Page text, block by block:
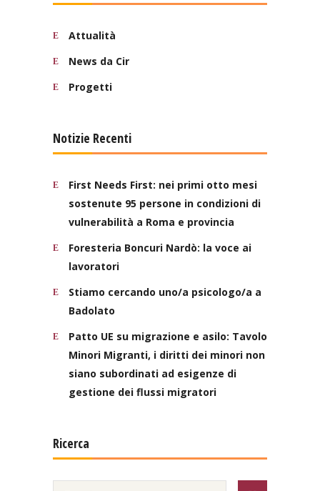
Attualità
News da Cir
Progetti
Notizie Recenti
First Needs First: nei primi otto mesi
sostenute 95 persone in condizioni di
vulnerabilità a Roma e provincia
Foresteria Boncuri Nardò: la voce ai
lavoratori
Stiamo cercando uno/a psicologo/a a
Badolato
Patto UE su migrazione e asilo: Tavolo
Minori Migranti, i diritti dei minori non
siano subordinati ad esigenze di
gestione dei flussi migratori
Ricerca